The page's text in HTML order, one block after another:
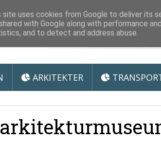
&
ARKITEKTER
site uses cookies from Google to deliver its
with Google along with performance
and to detect and address abuse.